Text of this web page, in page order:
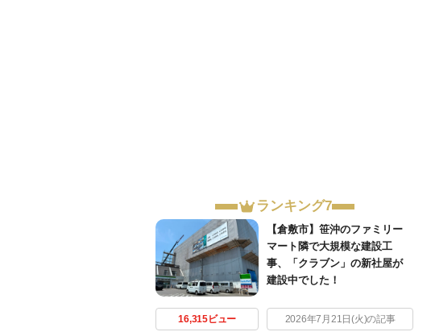
ランキング7
【倉敷市】笹沖のファミリー
マート隣で大規模な建設工
事、「クラブン」の新社屋が
建設中でした！
16,315ビュー 2026年7月21日(火)の記事